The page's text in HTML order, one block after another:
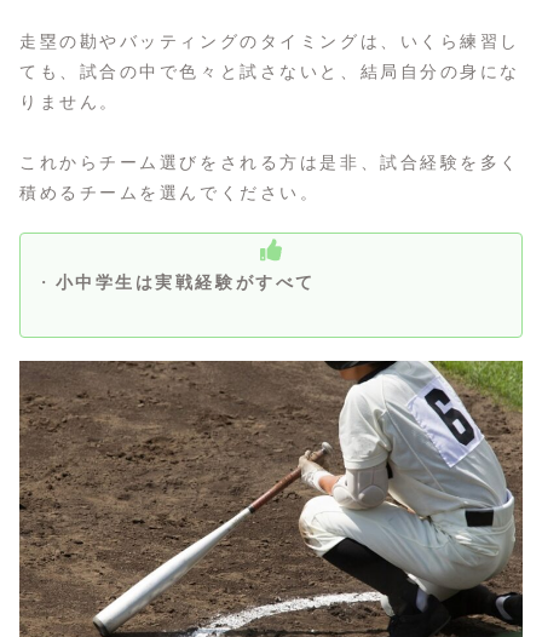
走塁の勘やバッティングのタイミングは、いくら練習し
ても、試合の中で色々と試さないと、結局自分の身にな
りません。
これからチーム選びをされる方は是非、試合経験を多く
積めるチームを選んでください。
・ 小中学生は実戦経験がすべて